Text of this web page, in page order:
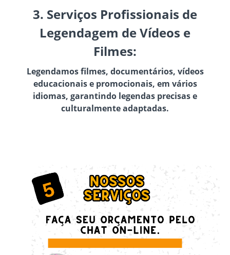
3. Serviços Profissionais de
Legendagem de Vídeos e
Filmes:
Legendamos filmes, documentários, vídeos
educacionais e promocionais, em vários
idiomas, garantindo legendas precisas e
culturalmente adaptadas.